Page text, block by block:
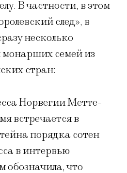
В частности, в этом
след», в
несколько
монарших семей из
стран:
Норвегии Метте-
встречается в
порядка сотен
в интервью
обозначила, что